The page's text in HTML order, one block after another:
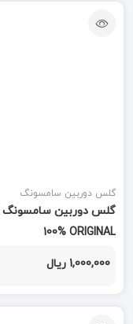
گلس دوربین سامسونگ
100% ORIGINAL
1,000,000 ریال